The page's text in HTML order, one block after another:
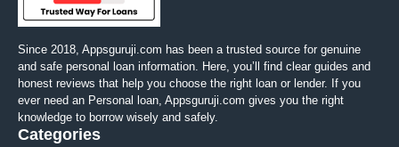
Since 2018, Appsguruji.com has been a trusted source for genuine
and safe personal loan information. Here, you’ll find clear guides and
honest reviews that help you choose the right loan or lender. If you
ever need an Personal loan, Appsguruji.com gives you the right
knowledge to borrow wisely and safely.
Categories